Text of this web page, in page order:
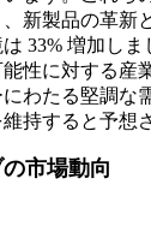
新製品の革新
33% 増加し
性に対する産
わたる堅調な
持すると予想
市場動向